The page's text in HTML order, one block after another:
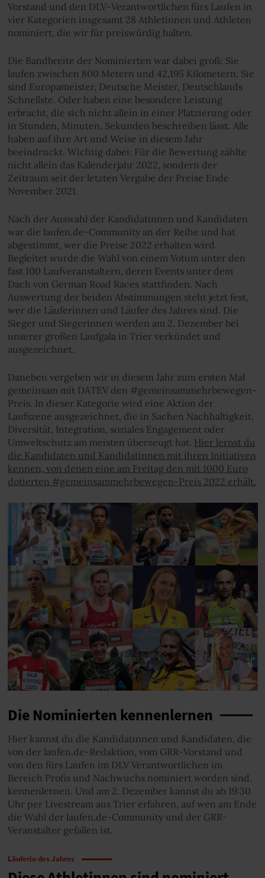
Vorstand und den DLV-Verantwortlichen fürs Laufen in
vier Kategorien insgesamt 28 Athletinnen und Athleten
nominiert, die wir für preiswürdig halten.
Die Bandbreite der Nominierten war dabei groß: Sie
laufen zwischen 800 Metern und 42,195 Kilometern. Sie
sind Europameister, Deutsche Meister, Deutschlands
Schnellste. Oder haben eine besondere Leistung
erbracht, die sich nicht allein in einer Platzierung oder
in Stunden, Minuten, Sekunden beschreiben lässt. Alle
haben auf ihre Art und Weise in diesem Jahr
beeindruckt. Wichtig dabei: Für die Bewertung zählte
nicht allein das Kalenderjahr 2022, sondern der
Zeitraum seit der letzten Vergabe der Preise Ende
November 2021.
Nach der Auswahl der Kandidatinnen und Kandidaten
war die laufen.de-Community an der Reihe und hat
abgestimmt, wer die Preise 2022 erhalten wird.
Begleitet wurde die Wahl von einem Votum unter den
fast 100 Laufveranstaltern, deren Events unter dem
Dach von German Road Races stattfinden. Nach
Auswertung der beiden Abstimmungen steht jetzt fest,
wer die Läuferinnen und Läufer des Jahres sind. Die
Sieger und Siegerinnen werden am 2. Dezember bei
unserer großen Laufgala in Trier verkündet und
ausgezeichnet.
Daneben vergeben wir in diesem Jahr zum ersten Mal
gemeinsam mit DATEV den #gemeinsammehrbewegen-
Preis. In dieser Kategorie wird eine Aktion der
Laufszene ausgezeichnet, die in Sachen Nachhaltigkeit,
Diversität, Integration, soziales Engagement oder
Umweltschutz am meisten überzeugt hat. Hier lernst du
die Kandidaten und Kandidatinnen mit ihren Initiativen
kennen, von denen eine am Freitag den mit 1000 Euro
dotierten #gemeinsammehrbewegen-Preis 2022 erhält.
Die Nominierten kennenlernen
Hier kannst du die Kandidatinnen und Kandidaten, die
von der laufen.de-Redaktion, vom GRR-Vorstand und
von den fürs Laufen im DLV Verantwortlichen im
Bereich Profis und Nachwuchs nominiert worden sind,
kennenlernen. Und am 2. Dezember kannst du ab 19:30
Uhr per Livestream aus Trier erfahren, auf wen am Ende
die Wahl der laufen.de-Community und der GRR-
Veranstalter gefallen ist.
Läuferin des Jahres